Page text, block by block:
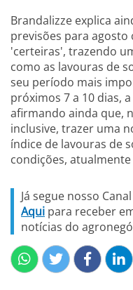
Brandalizze explica
previsões para agosto
'certeiras', trazendo
como as lavouras de
seu período mais
próximos 7 a 10 dias,
afirmando ainda que,
inclusive, trazer uma
índice de lavouras de
condições, atualmente
Já segue nosso
Aqui para receber
notícias do